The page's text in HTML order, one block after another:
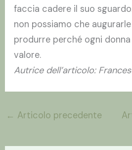
faccia cadere il suo
non possiamo che
produrre perché ogni
valore.
Autrice dell’articolo:
← Articolo precedente